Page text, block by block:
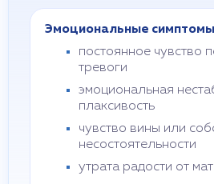
Эмоциональные симптомы
постоянное чувство
тревоги
эмоциональная
плаксивость
чувство вины или
несостоятельности
утрата радости от